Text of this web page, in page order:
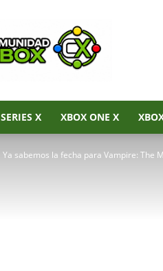
Noticias
de
Xbox
Series
Xbox
One
360
SERIES X XBOX ONE X
Ya sabemos la fecha para Vampire: The